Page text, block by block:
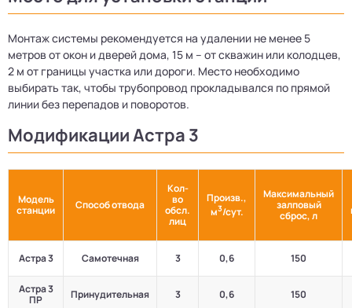
Монтаж системы рекомендуется на удалении не менее 5
метров от окон и дверей дома, 15 м – от скважин или колодцев,
2 м от границы участка или дороги. Место необходимо
выбирать так, чтобы трубопровод прокладывался по прямой
линии без перепадов и поворотов.
Модификации Астра 3
Модель
станции
Способ отвода
Кол-
во
обсл.
лиц
Произв.,
м3/сут.
Максимальный
залповый
сброс, л
Астра 3 Самотечная 3 0,6 150
Астра 3
ПР
Принудительная 3 0,6 150